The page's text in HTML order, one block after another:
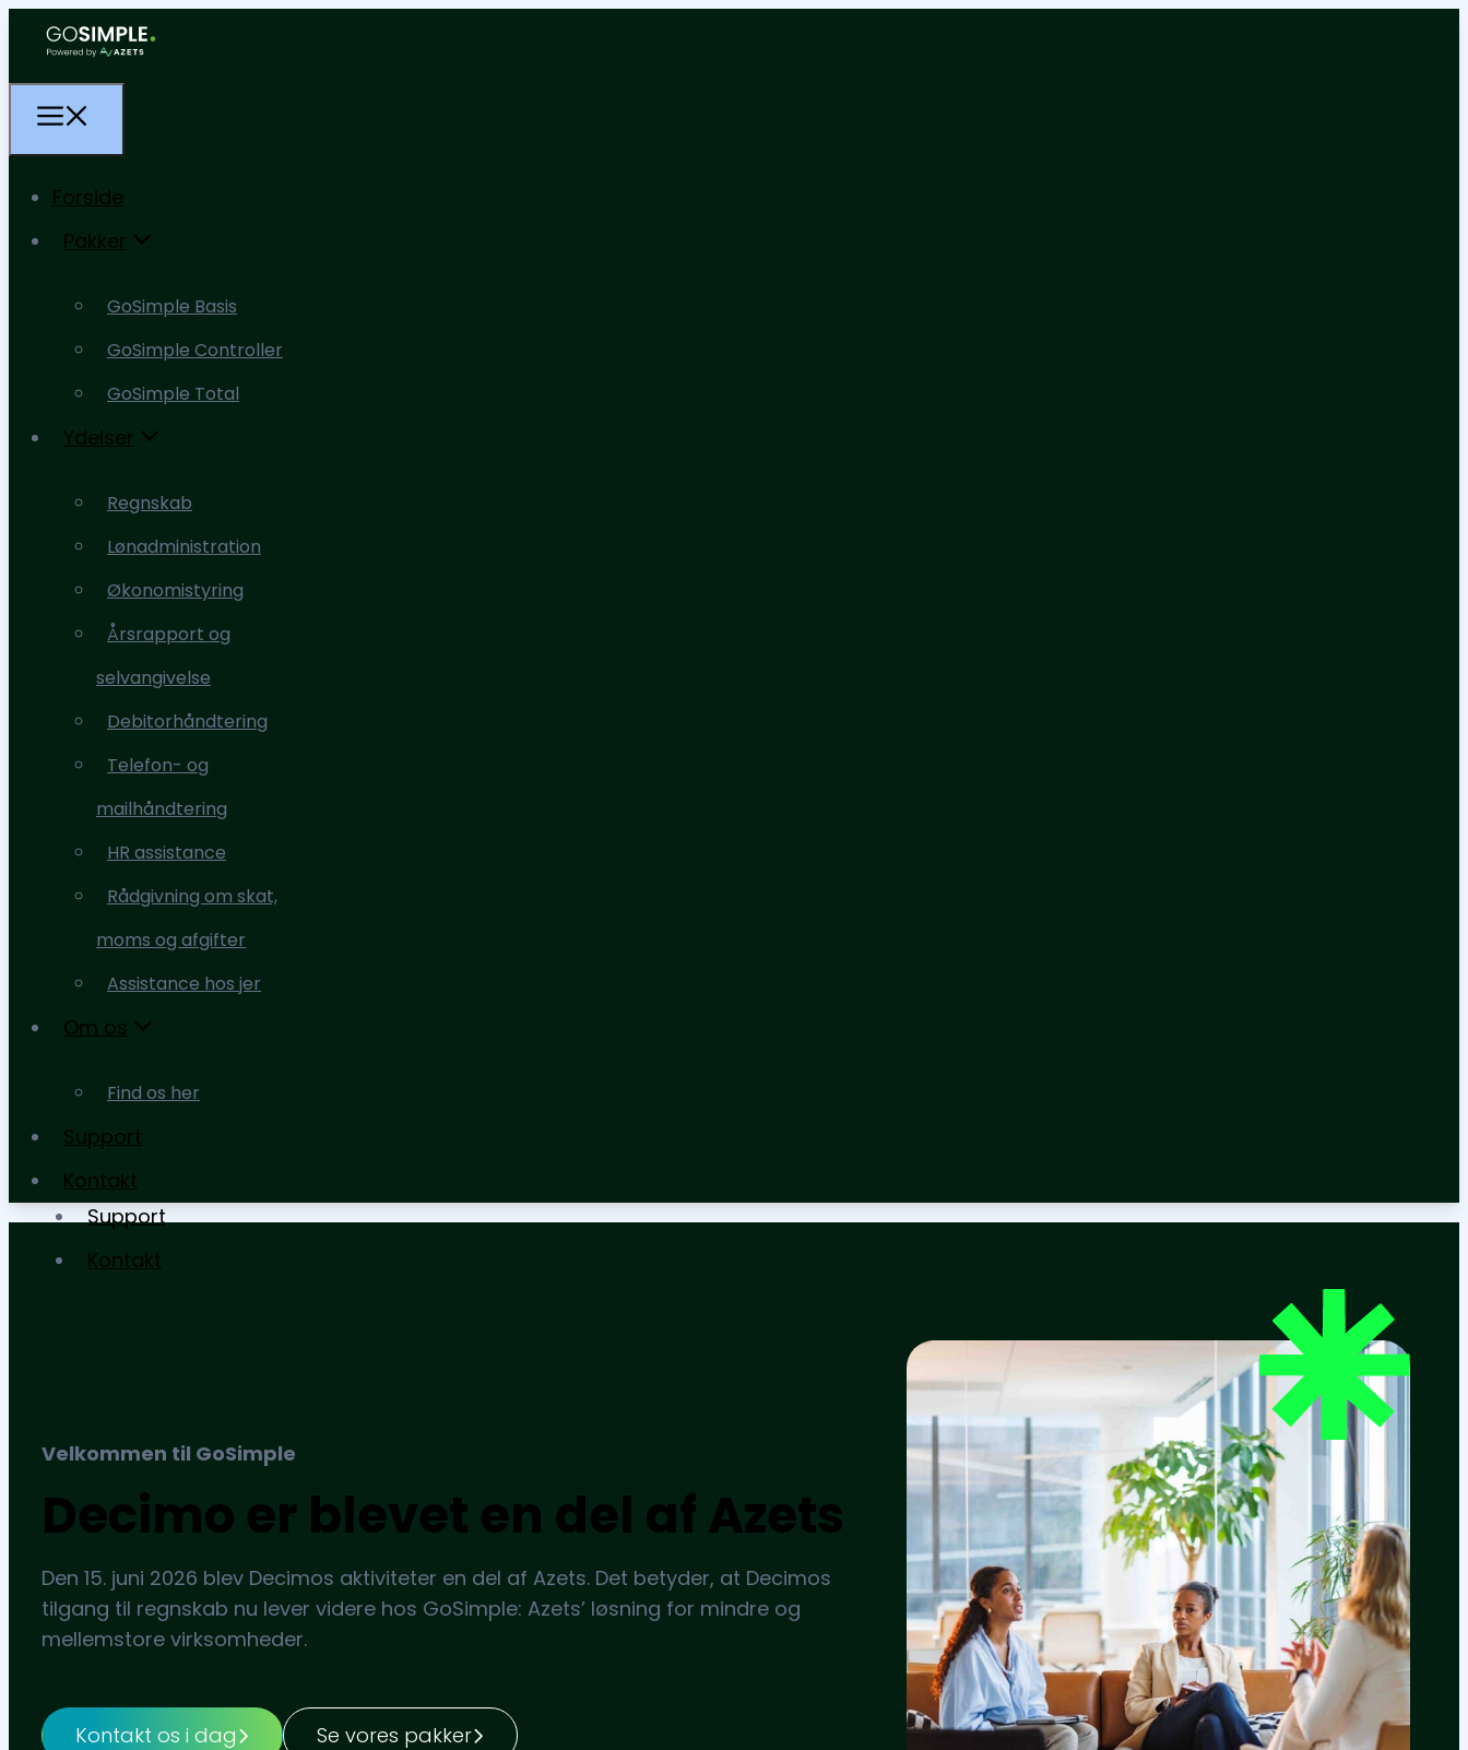
Pakker
GoSimple Basis
Ydelser
Regnskab
Økonomistyring
Årsrapport og
selvangivelse
Debitorhåndtering
Telefon- og
mailhåndtering
HR assistance
Rådgivning om skat,
Om os
Support
Kontakt
Forside
Pakker
GoSimple Basis
GoSimple Controller
GoSimple Total
Ydelser
Regnskab
Lønadministration
Økonomistyring
Årsrapport og
selvangivelse
Debitorhåndtering
Telefon- og
mailhåndtering
HR assistance
Rådgivning om skat,
moms og afgifter
Assistance hos jer
Om os
Find os her
Support
Kontakt
Velkommen til GoSimple
Decimo er blevet en del af Azets
Den 15. juni 2026 blev Decimos aktiviteter en del af Azets. Det betyder, at Decimos
tilgang til regnskab nu lever videre hos GoSimple: Azets’ løsning for mindre og
mellemstore virksomheder.
Kontakt os i dag Se vores pakker